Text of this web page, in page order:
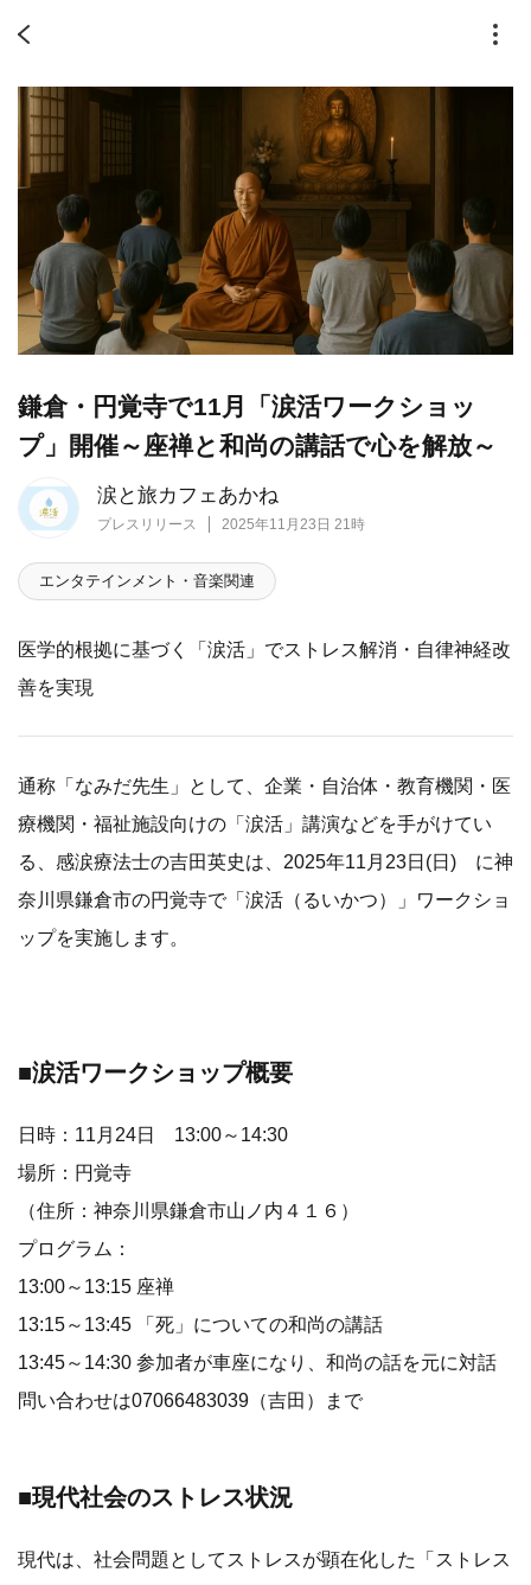
涙と旅カフェあかね
プレスリリース 2025年11月23日 21時
鎌倉・円覚寺で11月「涙活ワークショッ
プ」開催～座禅と和尚の講話で心を解放～
エンタテインメント・音楽関連
医学的根拠に基づく「涙活」でストレス解消・自律神経改
善を実現
通称「なみだ先生」として、企業・自治体・教育機関・医
療機関・福祉施設向けの「涙活」講演などを手がけてい
る、感涙療法士の吉田英史は、2025年11月23日(日) に神
奈川県鎌倉市の円覚寺で「涙活（るいかつ）」ワークショ
ップを実施します。
■涙活ワークショップ概要
日時：11月24日 13:00～14:30
場所：円覚寺
（住所：神奈川県鎌倉市山ノ内４１６）
プログラム：
13:00～13:15 座禅
13:15～13:45 「死」についての和尚の講話
13:45～14:30 参加者が車座になり、和尚の話を元に対話
問い合わせは07066483039（吉田）まで
■現代社会のストレス状況
現代は、社会問題としてストレスが顕在化した「ストレス